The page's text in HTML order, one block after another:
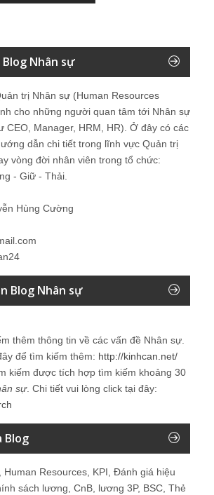
Nhân sự
trị Nhân sự (Human Resources
cho những người quan tâm tới Nhân sự
CEO, Manager, HRM, HR). Ở đây có các
dẫn chi tiết trong lĩnh vực Quản trị
vòng đời nhân viên trong tổ chức:
- Giữ - Thải.
Hùng Cường
Blog Nhân sự
thêm thông tin về các vấn đề Nhân sự
để tìm kiếm thêm: http://kinhcan.net/
kiếm được tích hợp tìm kiếm khoảng 30
sự. Chi tiết vui lòng click tại đây:
Blog
Resources, KPI, Đánh giá hiệu
sách lương, CnB, lương 3P, BSC, Thẻ